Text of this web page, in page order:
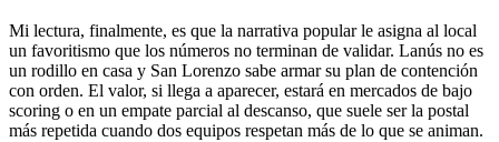
Mi lectura, finalmente, es que la narrativa popular le asigna al local
un favoritismo que los números no terminan de validar. Lanús no es
un rodillo en casa y San Lorenzo sabe armar su plan de contención
con orden. El valor, si llega a aparecer, estará en mercados de bajo
scoring o en un empate parcial al descanso, que suele ser la postal
más repetida cuando dos equipos respetan más de lo que se animan.